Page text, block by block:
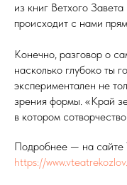
из книг Ветхого
происходит с нами
Конечно, разговор о
насколько глубоко ты
экспериментален не
зрения формы. «Край
в котором
Подробнее — на сайте
https://